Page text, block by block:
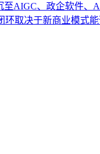
AIGC、政企软件、
取决于新商业模式能